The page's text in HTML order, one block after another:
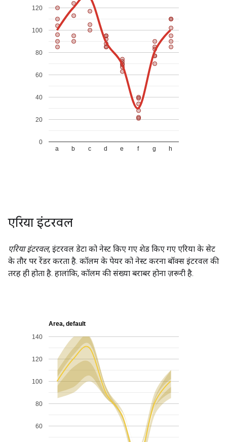
एरिया इंटरवल
एरिया इंटरवल, इंटरवल डेटा को नेस्ट किए गए शेड किए गए एरिया के सेट
के तौर पर रेंडर करता है. कॉलम के पेयर को नेस्ट करना बॉक्स इंटरवल की
तरह ही होता है. हालांकि, कॉलम की संख्या बराबर होना ज़रूरी है.